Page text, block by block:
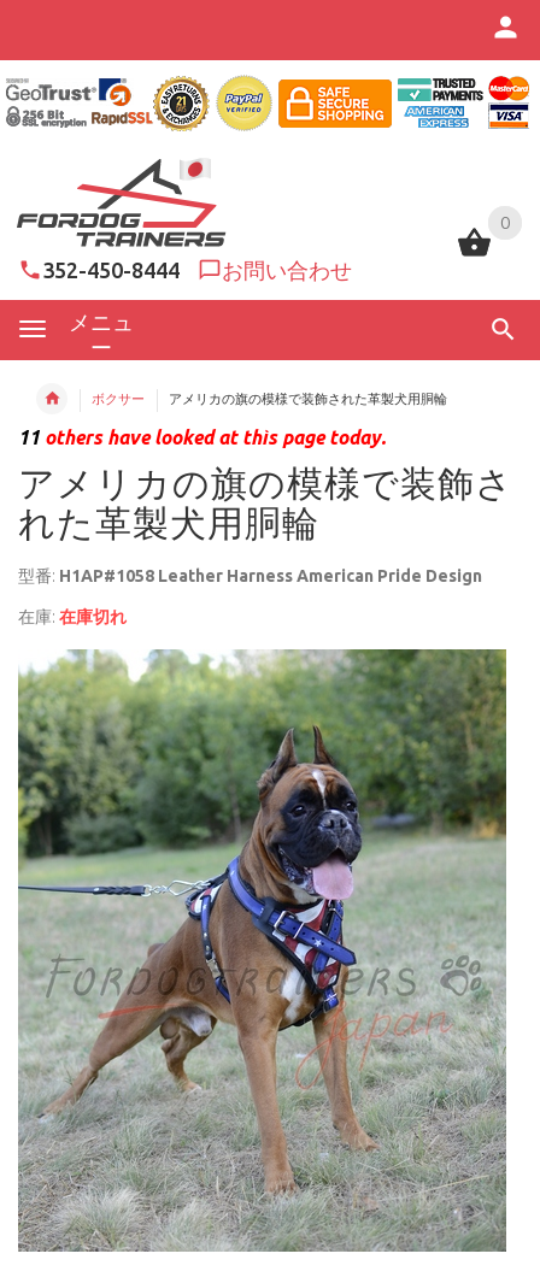
0
352-450-8444 お問い合わせ
メニュ
ー
0
ボクサー アメリカの旗の模様で装飾された革製犬用胴輪
11 others have looked at this page today.
アメリカの旗の模様で装飾さ
れた革製犬用胴輪
型番: H1AP#1058 Leather Harness American Pride Design
在庫: 在庫切れ